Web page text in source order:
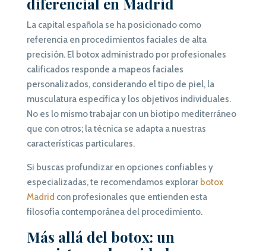
La capital española se ha posicionado como
referencia en procedimientos faciales de alta
precisión. El botox administrado por profesionales
calificados responde a mapeos faciales
personalizados, considerando el tipo de piel, la
musculatura específica y los objetivos individuales.
No es lo mismo trabajar con un biotipo mediterráneo
que con otros; la técnica se adapta a nuestras
características particulares.
Si buscas profundizar en opciones confiables y
especializadas, te recomendamos explorar botox
Madrid con profesionales que entienden esta
filosofía contemporánea del procedimiento.
Más allá del botox: un